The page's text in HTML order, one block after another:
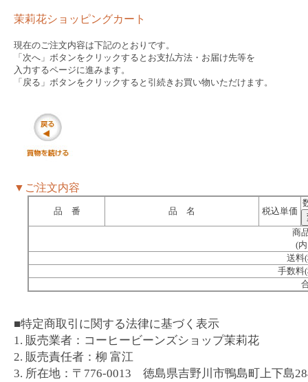
茉莉花ショッピングカート
現在のご注文内容は下記のとおりです。
「次へ」ボタンをクリックするとお支払方法・お届け先等を
入力するページに進みます。
「戻る」ボタンをクリックすると引続きお買い物いただけます。
▼ご注文内容
品 番 品 名 税込単価
商
(
送料
手数料
■特定商取引に関する法律に基づく表示
1. 販売業者：コーヒービーンズショップ茉莉花
2. 販売責任者：柳 富江
3. 所在地：〒776-0013 徳島県吉野川市鴨島町上下島